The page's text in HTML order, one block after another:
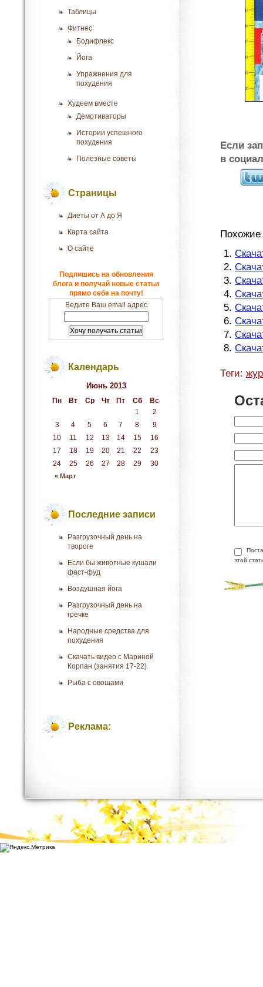
Таблицы
Фитнес
Бодифлекс
Йога
Упражнения для
похудения
Худеем вместе
Демотиваторы
Истории успешного
похудения
Полезные советы
Страницы
Диеты от А до Я
Карта сайта
О сайте
Подпишись на обновления
блога и получай новые статьи
прямо себе на почту!
Ведите Ваш email адрес
Календарь
Июнь 2013
Пн Вт Ср Чт Пт Сб Вс
« Март
1
2
3
4 5 6 7 8
9
10
11 12 13 14 15
16
17
18 19 20 21 22
23
24
25 26 27 28 29 30
Последние записи
Разгрузочный день на
твороге
Если бы животные кушали
фаст-фуд
Воздушная йога
Разгрузочный день на
гречке
Народные средства для
похудения
Скачать видео с Мариной
Корпан (занятия 17-22)
Рыба с овощами
Реклама:
Если
в
Похожие
Теги:
этой